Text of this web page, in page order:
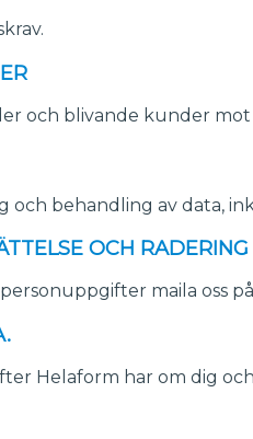
och blivande kunder
och behandling av data,
OCH RADERING
maila oss
Helaform har om dig